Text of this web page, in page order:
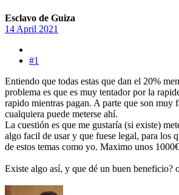
Esclavo de Guiza
14 April 2021
#1
Entiendo que todas estas que dan el 20%
problema es que es muy tentador por la
rapido mientras pagan. A parte que son muy
cualquiera puede meterse ahí.
La cuestión es que me gustaría (si existe)
algo facil de usar y que fuese legal, para los
de estos temas como yo. Maximo unos
Existe algo así, y que dé un buen beneficio?